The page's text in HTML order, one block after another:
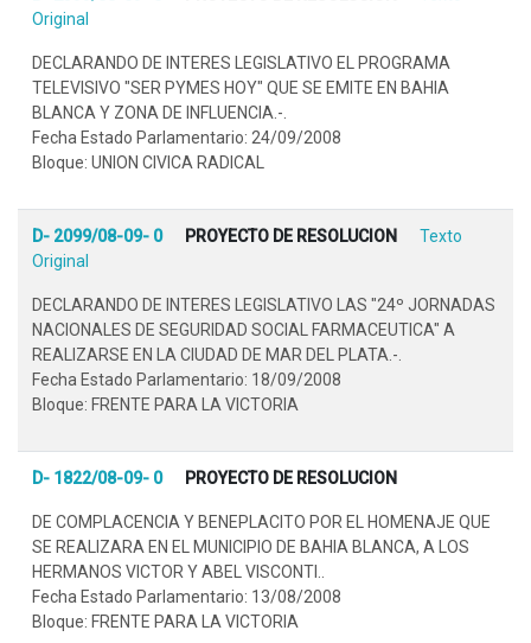
Original
DECLARANDO DE INTERES LEGISLATIVO EL PROGRAMA
TELEVISIVO "SER PYMES HOY" QUE SE EMITE EN BAHIA
BLANCA Y ZONA DE INFLUENCIA.-.
Fecha Estado Parlamentario: 24/09/2008
Bloque: UNION CIVICA RADICAL
D- 2099/08-09- 0 PROYECTO DE RESOLUCION
Texto
Original
DECLARANDO DE INTERES LEGISLATIVO LAS "24º JORNADAS
NACIONALES DE SEGURIDAD SOCIAL FARMACEUTICA" A
REALIZARSE EN LA CIUDAD DE MAR DEL PLATA.-.
Fecha Estado Parlamentario: 18/09/2008
Bloque: FRENTE PARA LA VICTORIA
D- 1822/08-09- 0 PROYECTO DE RESOLUCION
DE COMPLACENCIA Y BENEPLACITO POR EL HOMENAJE QUE
SE REALIZARA EN EL MUNICIPIO DE BAHIA BLANCA, A LOS
HERMANOS VICTOR Y ABEL VISCONTI..
Fecha Estado Parlamentario: 13/08/2008
Bloque: FRENTE PARA LA VICTORIA